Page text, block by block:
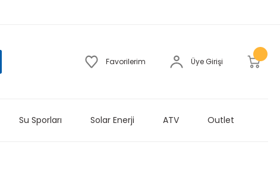
Favorilerim Üye Girişi
Su Sporları Solar Enerji ATV Outlet